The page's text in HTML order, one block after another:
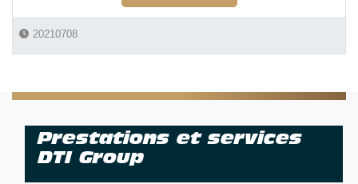
p
g
20210708
Prestations et services
DTI Group